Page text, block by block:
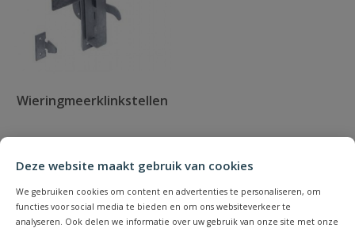
Deze website maakt gebruik van cookies
We gebruiken cookies om content en advertenties te personaliseren, om
functies voor social media te bieden en om ons websiteverkeer te
analyseren. Ook delen we informatie over uw gebruik van onze site met onze
Wieringmeerklinkstellen